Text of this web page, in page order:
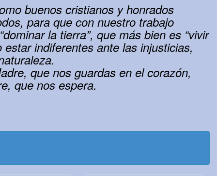
buenos cristianos y honrados
para que con nuestro trabajo
la tierra”, que más bien es “vivir
indiferentes ante las injusticias,
que nos guardas en el corazón,
que nos espera.